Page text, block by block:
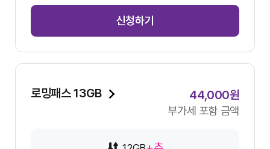
신청하기
로밍패스 13GB 44,000원
부가세 포함 금액